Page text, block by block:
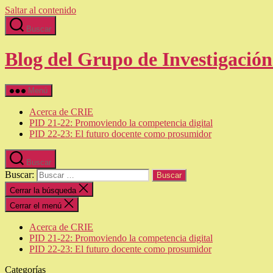
Saltar al contenido
Buscar
Blog del Grupo de
Menú
Acerca de CRIE
PID 21-22: Promoviendo la competencia digital
PID 22-23: El futuro docente como prosumidor
Buscar
Buscar:
Cerrar la búsqueda
Cerrar el menú
Acerca de CRIE
PID 21-22: Promoviendo la competencia digital
PID 22-23: El futuro docente como prosumidor
Categorías